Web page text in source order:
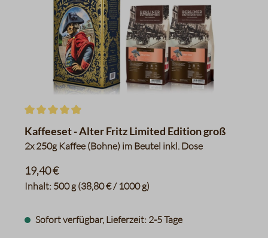
Durchschnittliche Bewertung von 4.9 von 5 Sternen
Kaffeeset - Alter Fritz Limited Edition groß
2x 250g Kaffee (Bohne) im Beutel inkl. Dose
Inhalt: 500 g(38,80 € / 1000 g)
19,40 €
Sofort verfügbar, Lieferzeit: 2-5 Tage